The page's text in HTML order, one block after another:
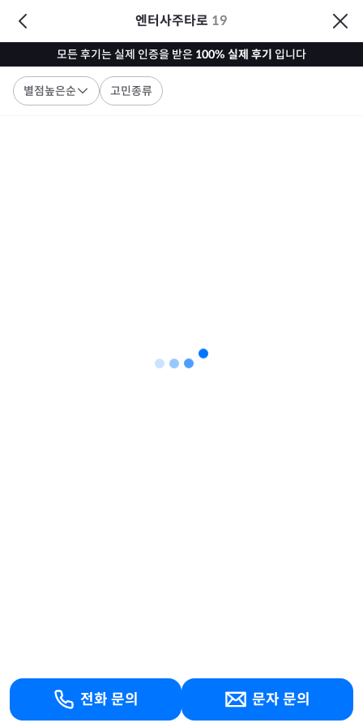
엔터사주타로 19
모든 후기는 실제 인증을 받은 100% 실제 후기 입니다
별점높은순 고민종류
전화 문의 문자 문의